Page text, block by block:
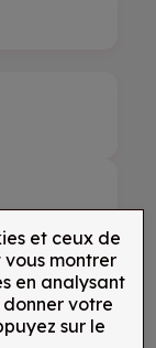
et ceux de
montrer
en analysant
votre
sur le